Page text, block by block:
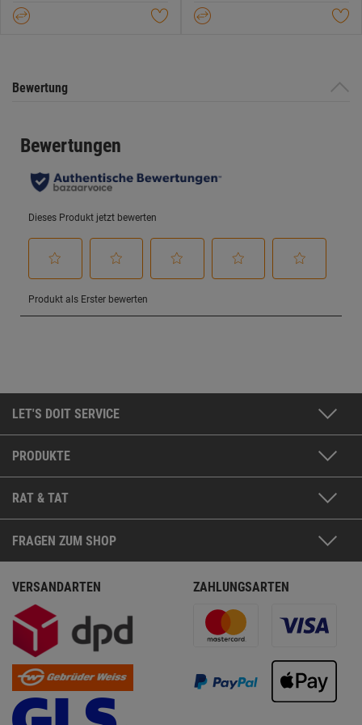
Sternen.
Sternen.
Bewertung
LET'S DOIT SERVICE
PRODUKTE
RAT & TAT
FRAGEN ZUM SHOP
VERSANDARTEN ZAHLUNGSARTEN